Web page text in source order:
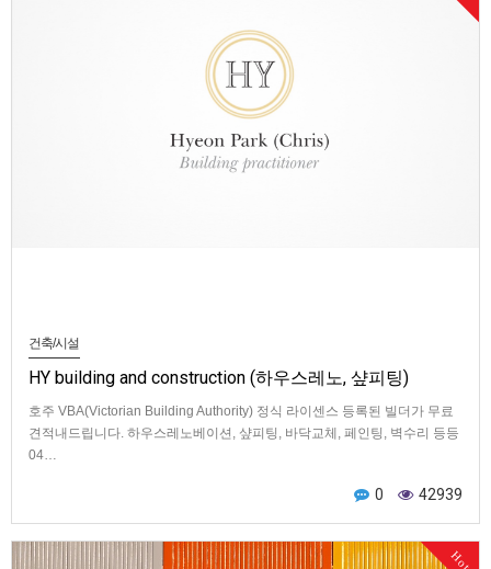
건축/시설
HY building and construction (하우스레노, 샾피팅)
호주 VBA(Victorian Building Authority) 정식 라이센스 등록된 빌더가 무료
견적내드립니다. 하우스레노베이션, 샾피팅, 바닥교체, 페인팅, 벽수리 등등
04…
0 42939
Hot